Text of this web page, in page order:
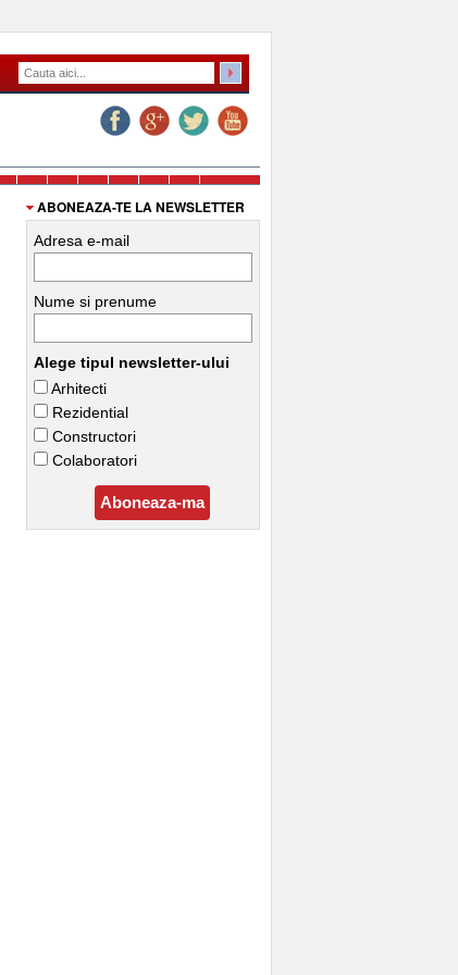
ABONEAZA-TE LA NEWSLETTER
Adresa e-mail
Nume si prenume
Alege tipul newsletter-ului
Arhitecti
Rezidential
Constructori
Colaboratori